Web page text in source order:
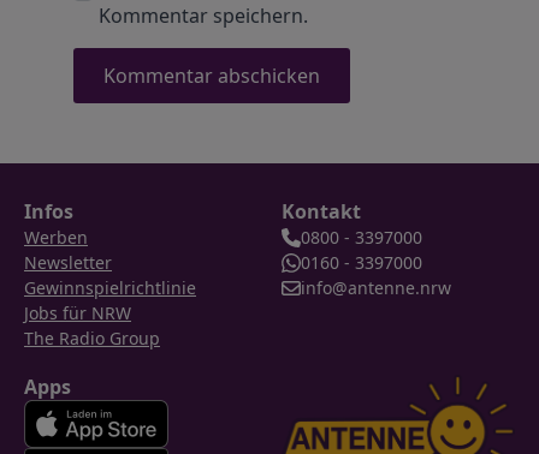
Kommentar speichern.
Infos
Werben
Newsletter
Gewinnspielrichtlinie
Jobs für NRW
The Radio Group
Kontakt
0800 - 3397000
0160 - 3397000
info@antenne.nrw
Apps